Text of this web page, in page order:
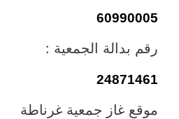
60990005
رقم بدالة الجمعية :
24871461
موقع غاز جمعية غرناطة